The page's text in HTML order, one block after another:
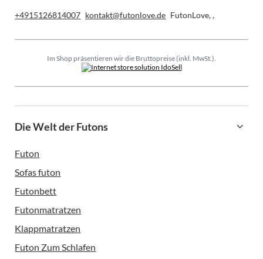
+4915126814007 kontakt@futonlove.de FutonLove,,
Im Shop präsentieren wir die Bruttopreise (inkl. MwSt.).
Die Welt der Futons
Futon
Sofas futon
Futonbett
Futonmatratzen
Klappmatratzen
Futon Zum Schlafen